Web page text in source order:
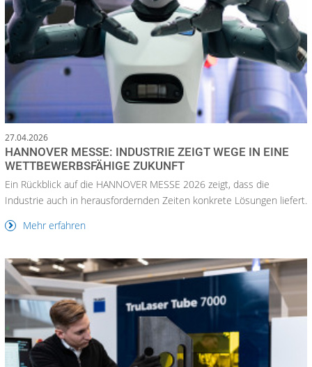
27.04.2026
HANNOVER MESSE: INDUSTRIE ZEIGT WEGE IN EINE
WETTBEWERBSFÄHIGE ZUKUNFT
Ein Rückblick auf die HANNOVER MESSE 2026 zeigt, dass die
Industrie auch in herausfordernden Zeiten konkrete Lösungen liefert.
Mehr erfahren